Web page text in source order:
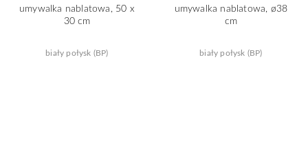
umywalka nablatowa, 50 x
30 cm
biały połysk (BP)
umywalka nablatowa, ø38
cm
biały połysk (BP)